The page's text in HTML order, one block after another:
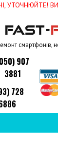
УТОЧНЮЙТЕ!
смартфонів,
907
3881
728